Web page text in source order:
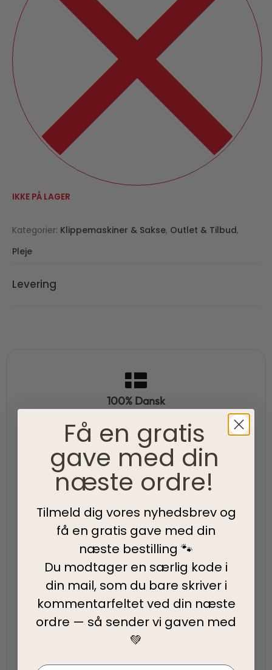
IKKE PÅ LAGER
Kategorier: Klippemaskiner & Sakse, Outlet & Tilbud,
Pleje
Levering
100% Dansk
100% danskejet virksomhed med hjerte og passion.
Vi værner om vores lokale rødder
Hurtig levering
som du bestiller.
5-Stjernet kundeservice
Vi har topscore på både Facebook, Google og
Trustpilot - Vi er her for at hjælpe dig
Fair priser
Få en gratis
gave med din
næste ordre!
Tilmeld dig vores nyhedsbrev og
få en gratis gave med din
næste bestilling 🐾
Du modtager en særlig kode i
din mail, som du bare skriver i
kommentarfeltet ved din næste
ordre — så sender vi gaven med
💚